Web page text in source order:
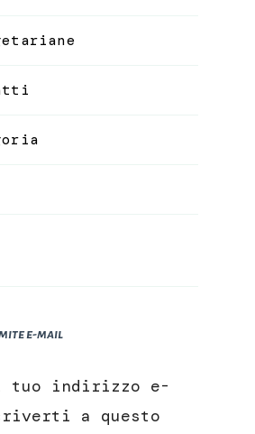
e-mail
indirizzo e-
a questo